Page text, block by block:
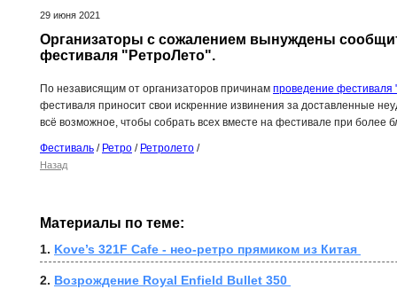
29 июня 2021
Организаторы с сожалением вынуждены
фестиваля "РетроЛето".
По независящим от организаторов причинам проведение фестиваля
фестиваля приносит свои искренние извинения за доставленные
всё возможное, чтобы собрать всех вместе на фестивале при более
Фестиваль / Ретро / Ретролето /
Назад
Материалы по теме:
1. Kove’s 321F Cafe - нео-ретро прямиком из Китая
2. Возрождение Royal Enfield Bullet 350